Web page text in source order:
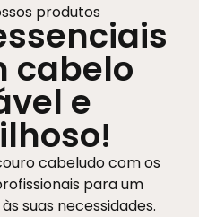
produtos
cabelo
e
cabeludo com os
para um
suas necessidades.